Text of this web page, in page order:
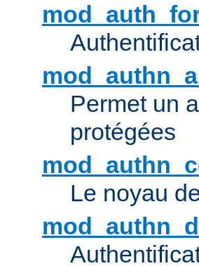
Permet un
protégées
Le noyau